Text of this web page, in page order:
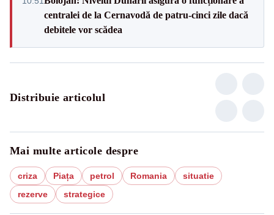
centralei de la Cernavodă de patru-cinci zile dacă
debitele vor scădea
Distribuie articolul
Mai multe articole despre
criza Piața petrol Romania
situatie
rezerve
strategice